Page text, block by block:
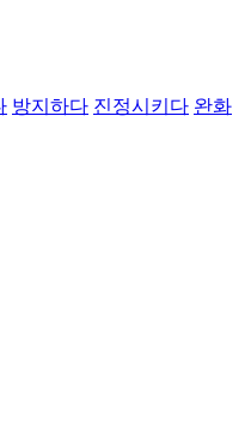
방지하다 진정시키다 완화